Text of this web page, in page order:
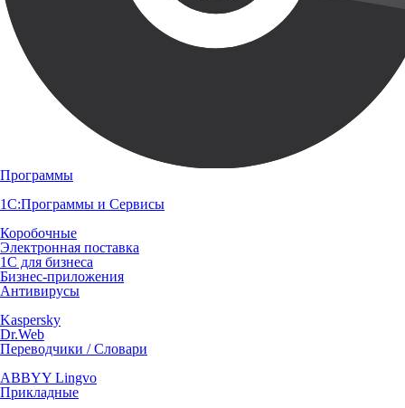
Программы
1С:Программы и Сервисы
Коробочные
Электронная поставка
1С для бизнеса
Бизнес-приложения
Антивирусы
Kaspersky
Dr.Web
Переводчики / Словари
ABBYY Lingvo
Прикладные